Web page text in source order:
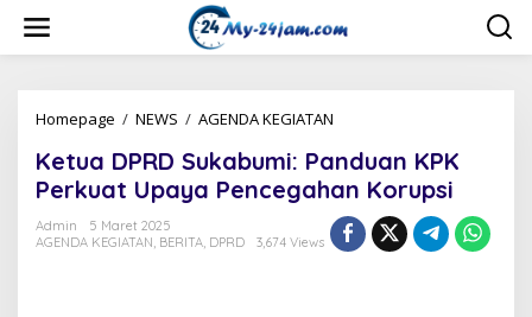
w
Homepage / NEWS / AGENDA KEGIATAN
t
u
a
D
P
Ketua DPRD Sukabumi: Panduan KPK
Perkuat Upaya Pencegahan Korupsi
Admin
5 Maret 2025
AGENDA KEGIATAN, BERITA, DPRD 3,674 Views